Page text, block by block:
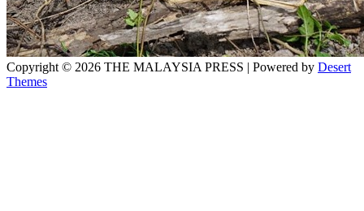
Copyright © 2026 THE MALAYSIA PRESS | Powered by Desert
Themes